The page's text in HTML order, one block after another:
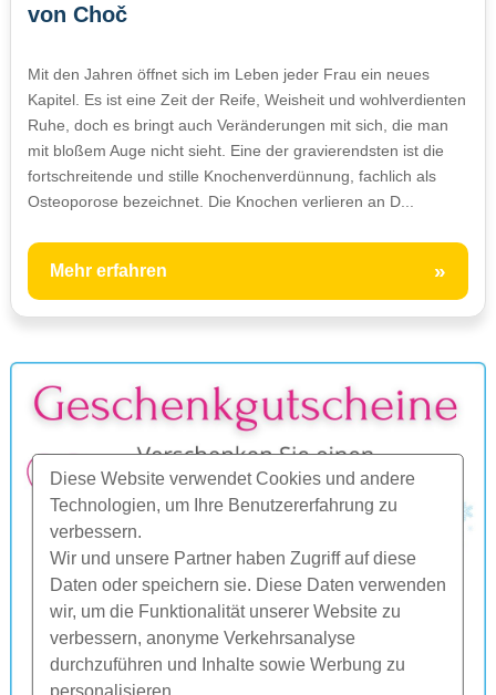
Diese Website verwendet Cookies und andere
Technologien, um Ihre Benutzererfahrung zu
verbessern.
Wir und unsere Partner haben Zugriff auf diese
Daten oder speichern sie. Diese Daten verwenden
wir, um die Funktionalität unserer Website zu
verbessern, anonyme Verkehrsanalyse
durchzuführen und Inhalte sowie Werbung zu
personalisieren.
von Choč
Mit den Jahren öffnet sich im Leben jeder Frau ein neues
Kapitel. Es ist eine Zeit der Reife, Weisheit und wohlverdienten
Ruhe, doch es bringt auch Veränderungen mit sich, die man
mit bloßem Auge nicht sieht. Eine der gravierendsten ist die
fortschreitende und stille Knochenverdünnung, fachlich als
Osteoporose bezeichnet. Die Knochen verlieren an D...
Mehr erfahren »